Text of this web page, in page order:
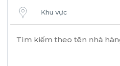
Khu vực